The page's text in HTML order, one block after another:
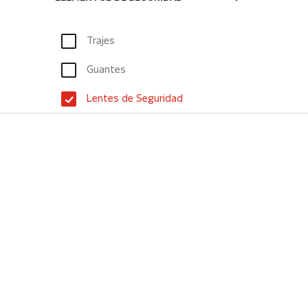
Trajes
Guantes
Lentes de Seguridad